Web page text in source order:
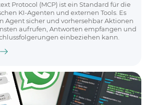
Protocol (MCP) ist ein Standard für die
KI-Agenten und externen Tools. Es
Agent sicher und vorhersehbar Aktionen
aufrufen, Antworten empfangen und
einbeziehen kann.